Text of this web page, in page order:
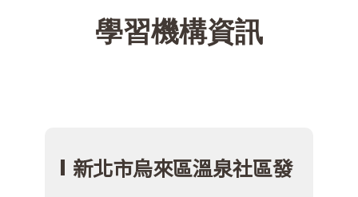
學習機構資訊
新北市烏來區溫泉社區發